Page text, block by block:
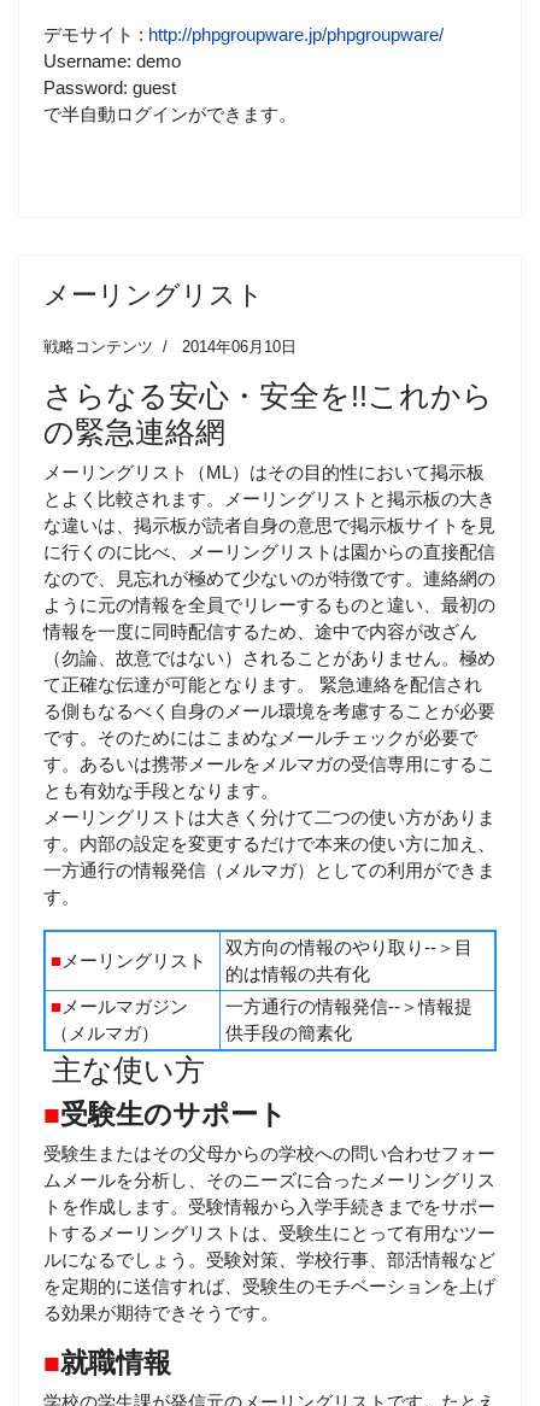
デモサイト : http://phpgroupware.jp/phpgroupware/
Username: demo
Password: guest
で半自動ログインができます。
メーリングリスト
戦略コンテンツ 2014年06月10日
さらなる安心・安全を!!これから
の緊急連絡網
メーリングリスト（ML）はその目的性において掲示板
とよく比較されます。メーリングリストと掲示板の大き
な違いは、掲示板が読者自身の意思で掲示板サイトを見
に行くのに比べ、メーリングリストは園からの直接配信
なので、見忘れが極めて少ないのが特徴です。連絡網の
ように元の情報を全員でリレーするものと違い、最初の
情報を一度に同時配信するため、途中で内容が改ざん
（勿論、故意ではない）されることがありません。極め
て正確な伝達が可能となります。 緊急連絡を配信され
る側もなるべく自身のメール環境を考慮することが必要
です。そのためにはこまめなメールチェックが必要で
す。あるいは携帯メールをメルマガの受信専用にするこ
とも有効な手段となります。
メーリングリストは大きく分けて二つの使い方がありま
す。内部の設定を変更するだけで本来の使い方に加え、
一方通行の情報発信（メルマガ）としての利用ができま
す。
■ メーリングリスト
双方向の情報のやり取り--＞目
的は情報の共有化
■ メールマガジン
（メルマガ）
一方通行の情報発信--＞情報提
供手段の簡素化
主な使い方
■受験生のサポート
受験生またはその父母からの学校への問い合わせフォー
ムメールを分析し、そのニーズに合ったメーリングリス
トを作成します。受験情報から入学手続きまでをサポー
トするメーリングリストは、受験生にとって有用なツー
ルになるでしょう。受験対策、学校行事、部活情報など
を定期的に送信すれば、受験生のモチベーションを上げ
る効果が期待できそうです。
■就職情報
学校の学生課が発信元のメーリングリストです。たとえ